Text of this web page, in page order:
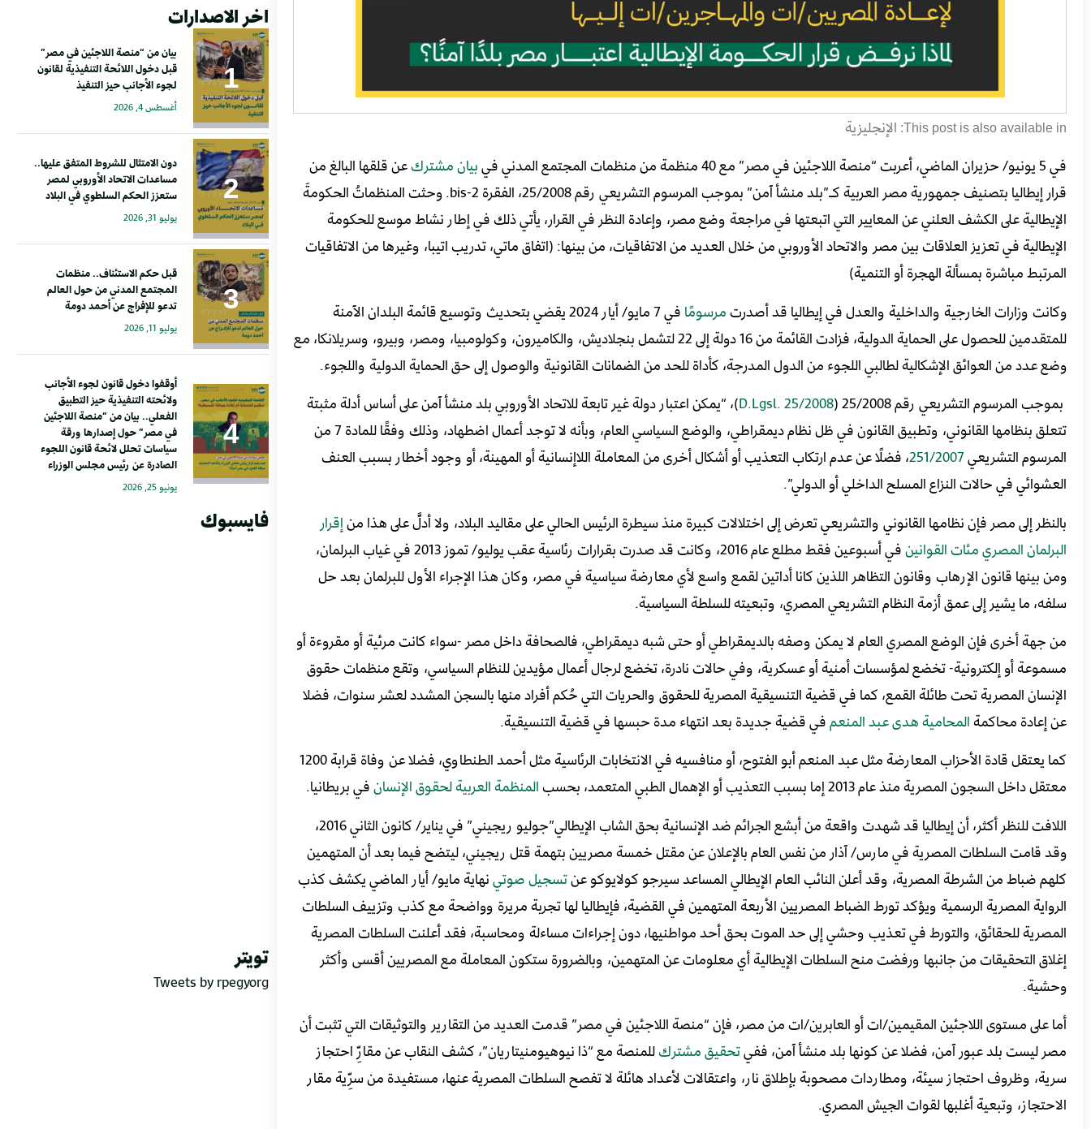
This post is also available in: الإنجليزية
في 5 يونيو/ حزيران الماضي، أعربت “منصة اللاجئين في مصر” مع 40 منظمة من منظمات المجتمع المدني في
بيان مشتركعن قلقها البالغ من
قرار إيطاليا بتصنيف جمهورية مصر العربية كـ”بلد منشأ آمن” بموجب المرسوم التشريعي رقم 25/2008، الفقرة 2-bis. وحثت المنظماتُ الحكومةَ
الإيطالية على الكشف العلني عن المعايير التي اتبعتها في مراجعة وضع مصر، وإعادة النظر في القرار، يأتي ذلك في إطار نشاط موسع للحكومة
الإيطالية في تعزيز العلاقات بين مصر والاتحاد الأوروبي من خلال العديد من الاتفاقيات، من بينها: (اتفاق ماتي، تدريب اتيبا، وغيرها من الاتفاقيات
المرتبط مباشرة بمسألة الهجرة أو التنمية)
وكانت وزارات الخارجية والداخلية والعدل في إيطاليا قد أصدرتمرسومًا
في 7 مايو/ أيار 2024 يقضي بتحديث وتوسيع قائمة البلدان الآمنة
للمتقدمين للحصول على الحماية الدولية، فزادت القائمة من 16 دولة إلى 22 لتشمل بنجلاديش، والكاميرون، وكولومبيا، ومصر، وبيرو، وسريلانكا، مع
وضع عدد من العوائق الإشكالية لطالبي اللجوء من الدول المدرجة، كأداة للحد من الضمانات القانونية والوصول إلى حق الحماية الدولية واللجوء.
بموجب المرسوم التشريعي رقم 25/2008 (
D.Lgsl. 25/2008)، “يمكن اعتبار دولة غير تابعة للاتحاد الأوروبي بلد منشأ آمن على أساس أدلة مثبتة
تتعلق بنظامها القانوني، وتطبيق القانون في ظل نظام ديمقراطي، والوضع السياسي العام، وبأنه لا توجد أعمال اضطهاد، وذلك وفقًا للمادة 7 من
المرسوم التشريعي251/2007، فضلًا عن عدم ارتكاب التعذيب أو أشكال أخرى من المعاملة اللاإنسانية أو المهينة، أو وجود أخطار بسبب العنف
العشوائي في حالات النزاع المسلح الداخلي أو الدولي”.
بالنظر إلى مصر فإن نظامها القانوني والتشريعي تعرض إلى اختلالات كبيرة منذ سيطرة الرئيس الحالي على مقاليد البلاد، ولا أدلَّ على هذا منإقرار
البرلمان المصري مئات القوانين
في أسبوعين فقط مطلع عام 2016، وكانت قد صدرت بقرارات رئاسية عقب يوليو/ تموز 2013 في غياب البرلمان،
ومن بينها قانون الإرهاب وقانون التظاهر اللذين كانا أداتين لقمع واسع لأي معارضة سياسية في مصر، وكان هذا الإجراء الأول للبرلمان بعد حل
سلفه، ما يشير إلى عمق أزمة النظام التشريعي المصري، وتبعيته للسلطة السياسية.
من جهة أخرى فإن الوضع المصري العام لا يمكن وصفه بالديمقراطي أو حتى شبه ديمقراطي، فالصحافة داخل مصر -سواء كانت مرئية أو مقروءة أو
مسموعة أو إلكترونية- تخضع لمؤسسات أمنية أو عسكرية، وفي حالات نادرة، تخضع لرجال أعمال مؤيدين للنظام السياسي، وتقع منظمات حقوق
الإنسان المصرية تحت طائلة القمع، كما في قضية التنسيقية المصرية للحقوق والحريات التي حُكم أفراد منها بالسجن المشدد لعشر سنوات، فضلا
عن إعادة محاكمةالمحامية هدى عبد المنعمفي قضية جديدة بعد انتهاء مدة حبسها في قضية التنسيقية.
كما يعتقل قادة الأحزاب المعارضة مثل عبد المنعم أبو الفتوح، أو منافسيه في الانتخابات الرئاسية مثل أحمد الطنطاوي، فضلا عن وفاة قرابة 1200
معتقل داخل السجون المصرية منذ عام 2013 إما بسبب التعذيب أو الإهمال الطبي المتعمد، بحسب
المنظمة العربية لحقوق الإنسانفي بريطانيا.
اللافت للنظر أكثر، أن إيطاليا قد شهدت واقعة من أبشع الجرائم ضد الإنسانية بحق الشاب الإيطالي”جوليو ريجيني” في يناير/ كانون الثاني 2016،
وقد قامت السلطات المصرية في مارس/ آذار من نفس العام بالإعلان عن مقتل خمسة مصريين بتهمة قتل ريجيني، ليتضح فيما بعد أن المتهمين
كلهم ضباط من الشرطة المصرية، وقد أعلن النائب العام الإيطالي المساعد سيرجو كولايوكو عنتسجيل صوتينهاية مايو/ أيار الماضي يكشف كذب
الرواية المصرية الرسمية ويؤكد تورط الضباط المصريين الأربعة المتهمين في القضية، فإيطاليا لها تجربة مريرة وواضحة مع كذب وتزييف السلطات
المصرية للحقائق، والتورط في تعذيب وحشي إلى حد الموت بحق أحد مواطنيها، دون إجراءات مساءلة ومحاسبة، فقد أعلنت السلطات المصرية
إغلاق التحقيقات من جانبها ورفضت منح السلطات الإيطالية أي معلومات عن المتهمين، وبالضرورة ستكون المعاملة مع المصريين أقسى وأكثر
وحشية.
أما على مستوى اللاجئين المقيمين/ات أو العابرين/ات من مصر، فإن “منصة اللاجئين في مصر” قدمت العديد من التقارير والتوثيقات التي تثبت أن
مصر ليست بلد عبور آمن، فضلا عن كونها بلد منشأ آمن، ففيتحقيق مشتركللمنصة مع “ذا نيوهيومنيتاريان”، كشف النقاب عن مقارِّ احتجاز
سرية، وظروف احتجاز سيئة، ومطاردات مصحوبة بإطلاق نار، واعتقالات لأعداد هائلة لا تفصح السلطات المصرية عنها، مستفيدة من سرِّية مقار
الاحتجاز، وتبعية أغلبها لقوات الجيش المصري.
اخر الاصدارات
بيان من “منصة اللاجئين في مصر”
قبل دخول اللائحة التنفيذية لقانون
لجوء الأجانب حيز التنفيذ
أغسطس 4, 2026
دون الامتثال للشروط المتفق عليها..
مساعدات الاتحاد الأوروبي لمصر
ستعزز الحكم السلطوي في البلاد
يوليو 31, 2026
قبل حكم الاستئناف.. منظمات
المجتمع المدني من حول العالم
تدعو للإفراج عن أحمد دومة
يوليو 11, 2026
أوقفوا دخول قانون لجوء الأجانب
ولائحته التنفيذية حيز التطبيق
الفعلي.. بيان من “منصة اللاجئين
في مصر” حول إصدارها ورقة
سياسات تحلل لائحة قانون اللجوء
الصادرة عن رئيس مجلس الوزراء
يونيو 25, 2026
فايسبوك
تويتر
Tweets by rpegyorg